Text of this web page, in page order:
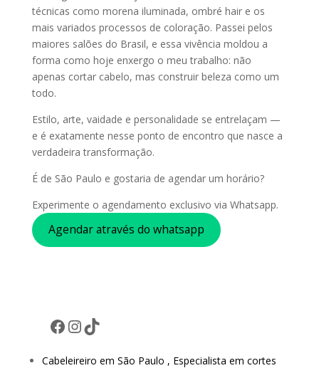
técnicas como morena iluminada, ombré hair e os
mais variados processos de coloração. Passei pelos
maiores salões do Brasil, e essa vivência moldou a
forma como hoje enxergo o meu trabalho: não
apenas cortar cabelo, mas construir beleza como um
todo.
Estilo, arte, vaidade e personalidade se entrelaçam —
e é exatamente nesse ponto de encontro que nasce a
verdadeira transformação.
É de São Paulo e gostaria de agendar um horário?
Experimente o agendamento exclusivo via Whatsapp.
Agendar através do whatsapp
Facebook
Instagram
TikTok
Cabeleireiro em São Paulo , Especialista em cortes